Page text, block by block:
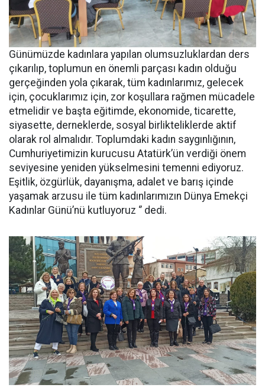
Günümüzde kadınlara yapılan olumsuzluklardan ders
çıkarılıp, toplumun en önemli parçası kadın olduğu
gerçeğinden yola çıkarak, tüm kadınlarımız, gelecek
için, çocuklarımız için, zor koşullara rağmen mücadele
etmelidir ve başta eğitimde, ekonomide, ticarette,
siyasette, derneklerde, sosyal birlikteliklerde aktif
olarak rol almalıdır. Toplumdaki kadın saygınlığının,
Cumhuriyetimizin kurucusu Atatürk’ün verdiği önem
seviyesine yeniden yükselmesini temenni ediyoruz.
Eşitlik, özgürlük, dayanışma, adalet ve barış içinde
yaşamak arzusu ile tüm kadınlarımızın Dünya Emekçi
Kadınlar Günü’nü kutluyoruz ‘’ dedi.